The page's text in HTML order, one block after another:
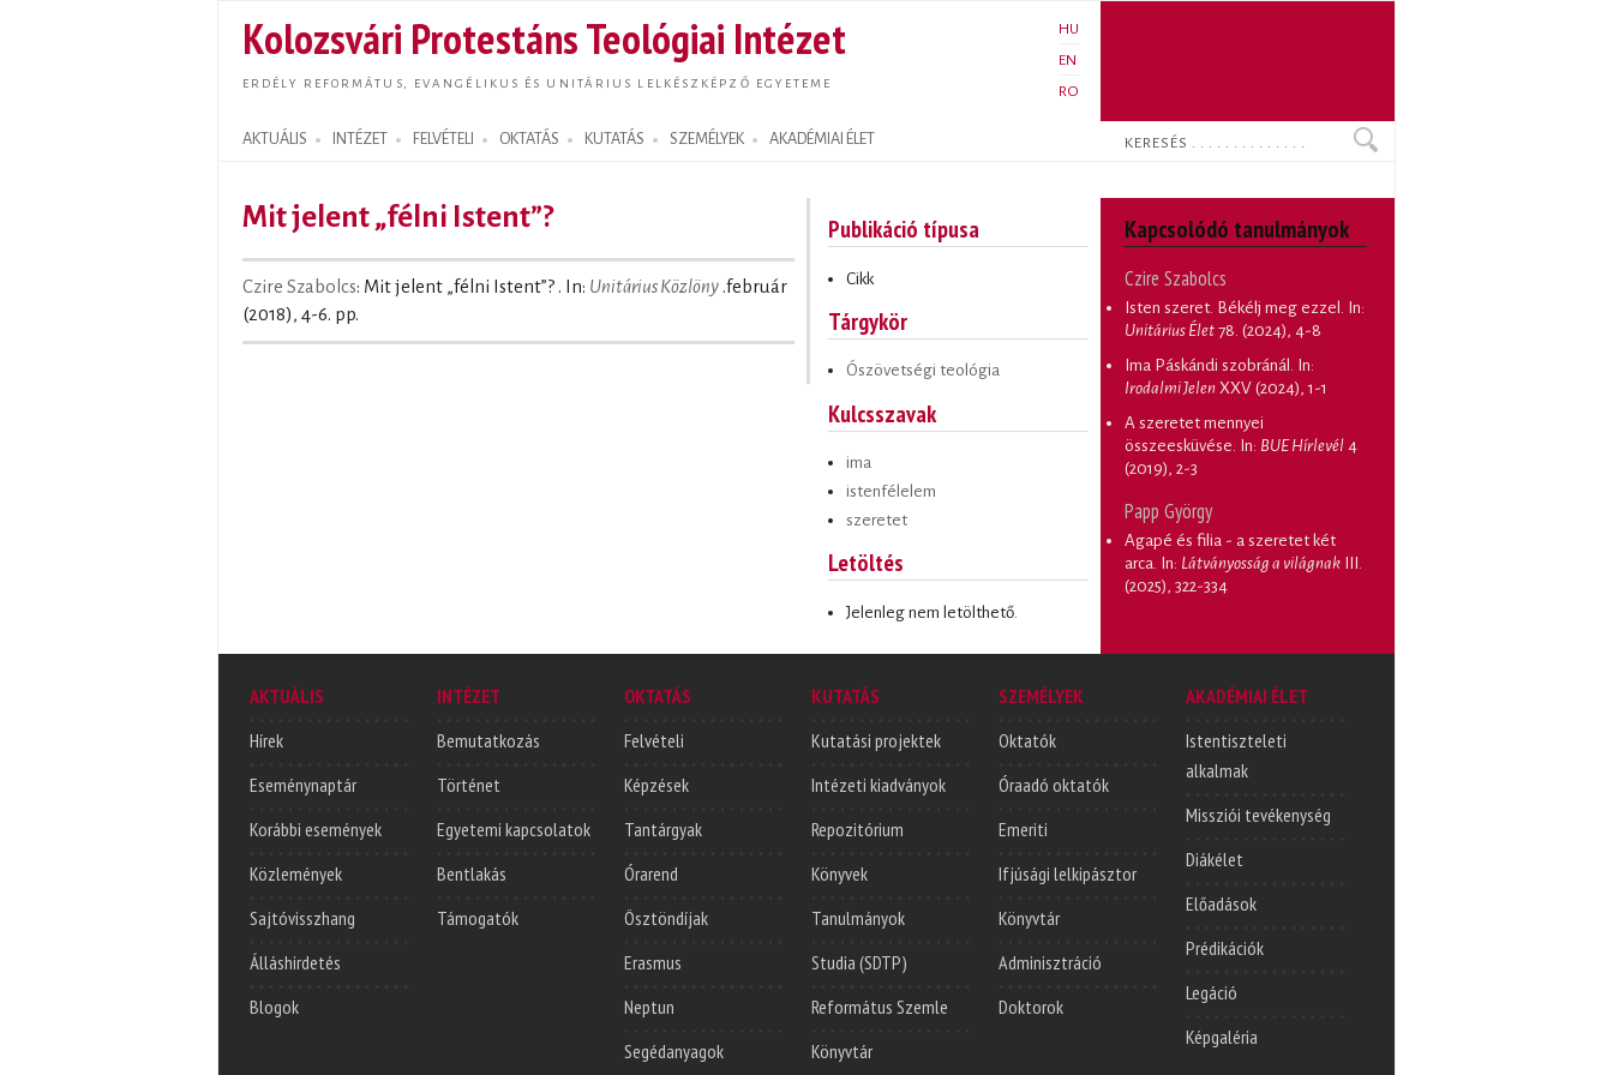
tartalomra
Kolozsvári Protestáns Teológiai Intézet
ERDÉLY REFORMÁTUS, EVANGÉLIKUS ÉS UNITÁRIUS LELKÉSZKÉPZŐ EGYETEME
HU
EN
RO
AKTUÁLIS INTÉZET FELVÉTELI OKTATÁS KUTATÁS SZEMÉLYEK AKADÉMIAI ÉLET
Search form
Keresés
Mit jelent „félni Istent”?
Czire Szabolcs: Mit jelent „félni Istent”? . In: Unitárius Közlöny .február
(2018), 4-6. pp.
Publikáció típusa
Cikk
Tárgykör
Ószövetségi teológia
Kulcsszavak
ima
istenfélelem
szeretet
Letöltés
Jelenleg nem letölthető.
Kapcsolódó tanulmányok
Czire Szabolcs
Isten szeret. Békélj meg ezzel
. In:
Unitárius Élet 78. (2024), 4-8
Ima Páskándi szobránál
. In:
Irodalmi Jelen XXV (2024), 1-1
A szeretet mennyei
összeesküvése . In: BUE Hírlevél 4
(2019), 2-3
Papp György
Agapé és filia - a szeretet két
arca . In: Látványosság a világnak III.
(2025), 322-334
AKTUÁLIS
Hírek
Eseménynaptár
Korábbi események
Közlemények
Sajtóvisszhang
Álláshirdetés
Blogok
INTÉZET
Bemutatkozás
Történet
Egyetemi kapcsolatok
Bentlakás
Támogatók
OKTATÁS
Felvételi
Képzések
Tantárgyak
Órarend
Ösztöndíjak
Erasmus
Neptun
Segédanyagok
KUTATÁS
Kutatási projektek
Intézeti kiadványok
Repozitórium
Könyvek
Tanulmányok
Studia (SDTP)
Református Szemle
Könyvtár
SZEMÉLYEK
Oktatók
Óraadó oktatók
Emeriti
Ifjúsági lelkipásztor
Könyvtár
Adminisztráció
Doktorok
AKADÉMIAI ÉLET
Istentiszteleti
alkalmak
Missziói tevékenység
Diákélet
Előadások
Prédikációk
Legáció
Képgaléria